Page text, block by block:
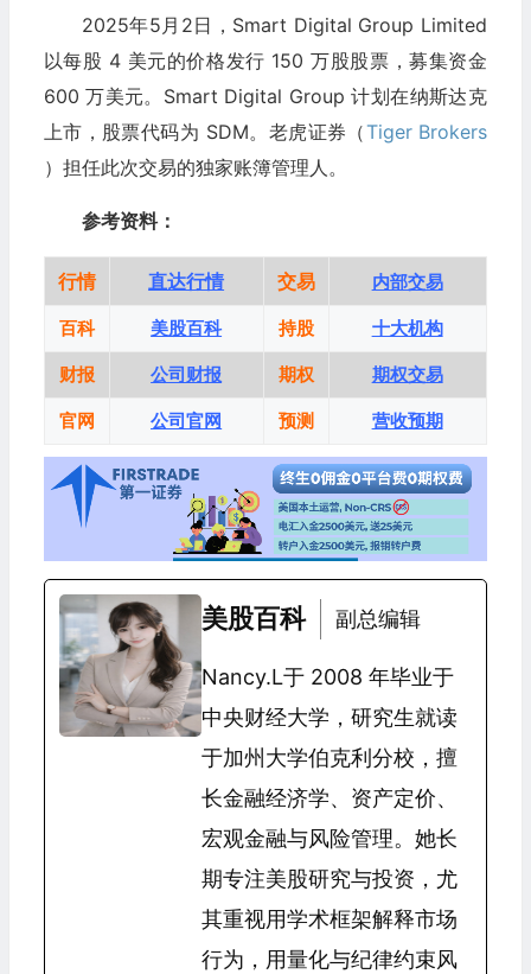
2025年5月2日，Smart Digital Group Limited
以每股 4 美元的价格发行 150 万股股票，募集资金
600 万美元。Smart Digital Group 计划在纳斯达克
上市，股票代码为 SDM。老虎证券（Tiger Brokers
）担任此次交易的独家账簿管理人。
参考资料：
行情 直达行情 交易 内部交易
百科 美股百科 持股 十大机构
财报 公司财报 期权 期权交易
官网 公司官网 预测 营收预期
美股百科 副总编辑
Nancy.L于 2008 年毕业于
中央财经大学，研究生就读
于加州大学伯克利分校，擅
长金融经济学、资产定价、
宏观金融与风险管理。她长
期专注美股研究与投资，尤
其重视用学术框架解释市场
行为，用量化与纪律约束风